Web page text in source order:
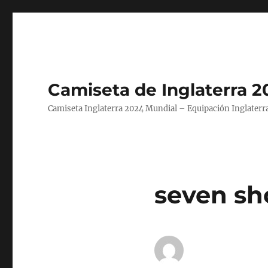
Camiseta de Inglaterra
Camiseta Inglaterra 2024 Mundial – Equipación
seven